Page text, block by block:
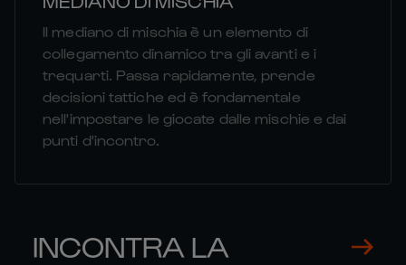
Il mediano di mischia è un elemento di
collegamento dinamico tra gli avanti e i
trequarti. Passa rapidamente, prende
decisioni tattiche ed è fondamentale
nell'impostare le giocate dalle mischie e dai
punti d'incontro.
INCONTRA LA